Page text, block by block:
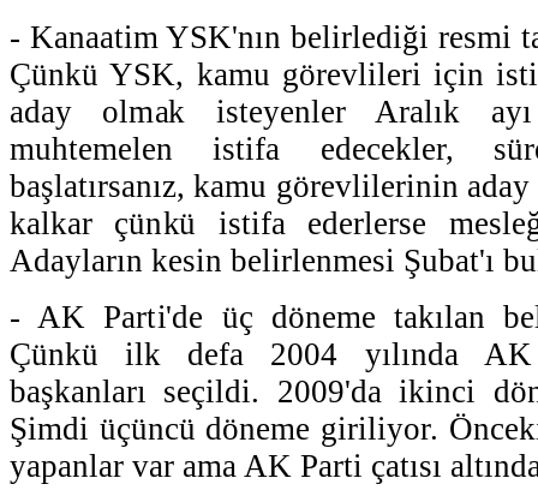
- Kanaatim YSK'nın belirlediği resmi
Çünkü YSK, kamu görevlileri için
aday olmak isteyenler Aralık
muhtemelen istifa edecekler,
başlatırsanız, kamu görevlilerinin
kalkar çünkü istifa ederlerse
Adayların kesin belirlenmesi Şubat'ı
- AK Parti'de üç döneme takılan
Çünkü ilk defa 2004 yılında AK
başkanları seçildi. 2009'da ikinci
Şimdi üçüncü döneme giriliyor.
yapanlar var ama AK Parti çatısı